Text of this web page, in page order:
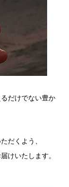
だけでない豊か
だくよう、
けいたします。